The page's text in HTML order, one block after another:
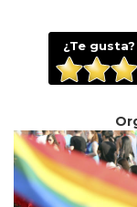
¿Te